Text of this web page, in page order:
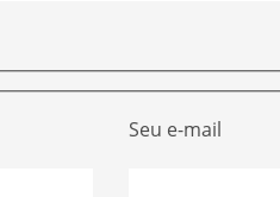
Seu e-mail